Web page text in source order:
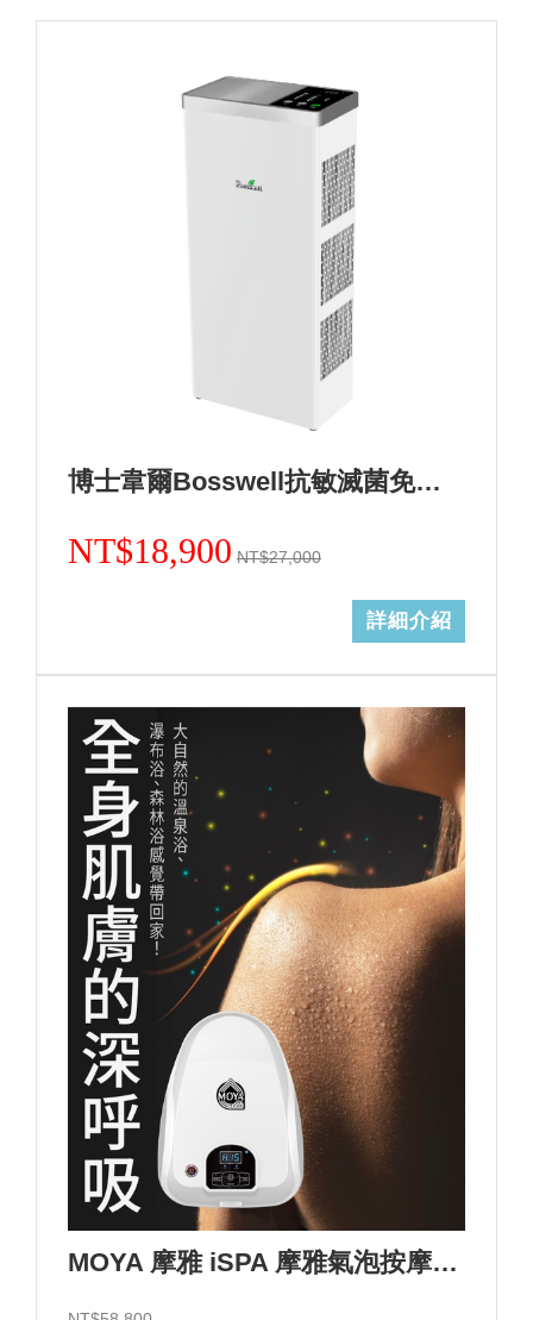
博士韋爾Bosswell抗敏滅菌免耗材電離空氣清淨機-5~18坪ML13天使白
NT$18,900 NT$27,000
詳細介紹
MOYA 摩雅 iSPA 摩雅氣泡按摩浴設備/110V